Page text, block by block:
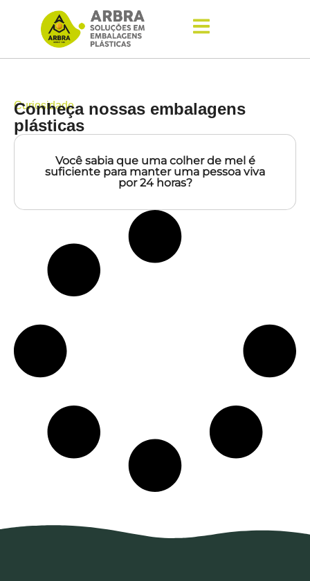
Curiosidade
Conheça nossas embalagens
plásticas
Você sabia que uma colher de mel é
suficiente para manter uma pessoa viva
por 24 horas?